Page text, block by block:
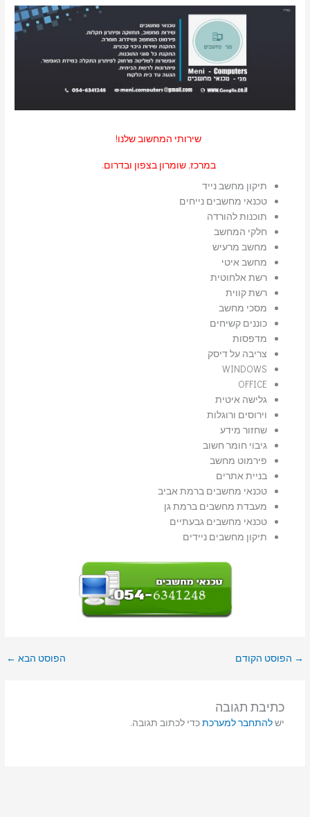
שירותי המחשוב שלנו!
במרכז, שומרון בצפון ובדרום.
תיקון מחשב נייד
טכנאי מחשבים נייחים
תוכנות להורדה
חלקי המחשב
מחשב מרעיש
מחשב איטי
רשת אלחוטית
רשת קווית
מסכי מחשב
כוננים קשיחים
מדפסות
צריבה על דיסק
WINDOWS
OFFICE
גלישה איטית
וירוסים ורוגלות
שחזור מידע
גיבוי חומר חשוב
פירמוט מחשב
בניית אתרים
טכנאי מחשבים ברמת אביב
מעבדת מחשבים ברמת גן
טכנאי מחשבים גבעתיים
תיקון מחשבים ניידים
→ הפוסט הקודם הפוסט הבא ←
כתיבת תגובה
ישלהתחבר למערכתכדי לכתוב תגובה.